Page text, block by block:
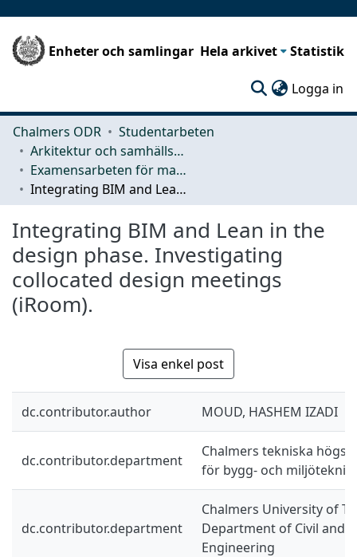
Enheter och samlingar Hela arkivet Statistik
Logga in
Chalmers ODR
Studentarbeten
Arkitektur och samhällsbyggnadsteknik (ACE)
Examensarbeten för masterexamen
Integrating BIM and Lean in the design phase. Investigating collocated design meetings (iRoom).
Integrating BIM and Lean in the
design phase. Investigating
collocated design meetings
(iRoom).
Visa enkel post
dc.contributor.author MOUD, HASHEM IZADI
dc.contributor.department
Chalmers tekniska
för bygg- och miljöteknik
dc.contributor.department
Chalmers University of
Department of Civil and
Engineering